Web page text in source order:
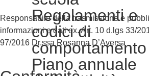
Regolamenti e
codici di
comportamento
Piano annuale
Responsabile della trasmissione e
informazioni e dati ex. Art. 10 d.lgs 33/
97/2016 Dr.ssa Rosanna D’Aversa